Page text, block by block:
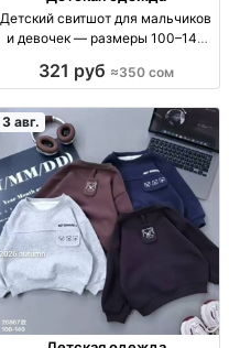
Детский свитшот для мальчиков
и девочек — размеры 100–140
100–140, 350 сом
321 руб ≈350 сом
3 авг.